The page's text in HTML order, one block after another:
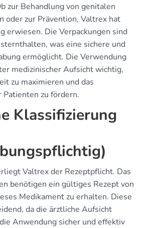
zur Behandlung von genitalen
oder zur Prävention, Valtrex hat
erwiesen. Die Verpackungen sind
was eine sichere und
ermöglicht. Die Verwendung
medizinischer Aufsicht wichtig,
zu maximieren und das
zu fördern.
Klassifizierung
Valtrex der Rezeptpflicht. Das
benötigen ein gültiges Rezept von
Medikament zu erhalten. Diese
da die ärztliche Aufsicht
Anwendung sicher und effektiv